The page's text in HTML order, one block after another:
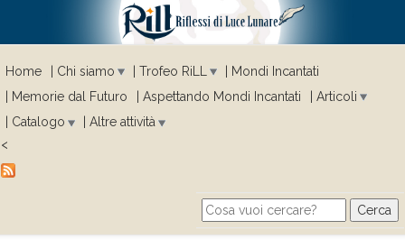
Home Chi siamo Trofeo RiLL
Mondi Incantati
Memorie dal Futuro
Aspettando Mondi Incantati
Articoli
Catalogo
Altre attività
<
Search form
Cerca